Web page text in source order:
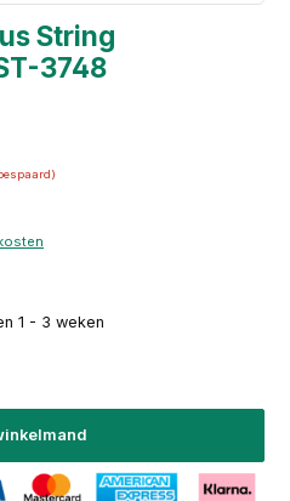
String
3748
1 - 3 weken